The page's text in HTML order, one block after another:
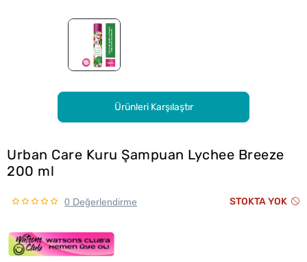
Ürünleri Karşılaştır
Urban Care Kuru Şampuan Lychee Breeze
200 ml
0 Değerlendirme STOKTA YOK